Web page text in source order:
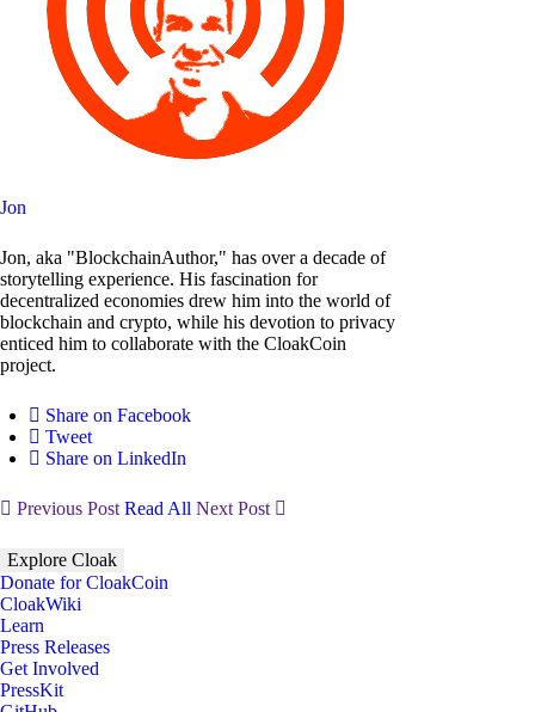
Jon
Jon, aka "BlockchainAuthor," has over a decade of
storytelling experience. His fascination for
decentralized economies drew him into the world of
blockchain and crypto, while his devotion to privacy
enticed him to collaborate with the CloakCoin
project.
Share on Facebook
Tweet
Share on LinkedIn
Previous Post Read All Next Post
Explore Cloak
Donate for CloakCoin
CloakWiki
Learn
Press Releases
Get Involved
PressKit